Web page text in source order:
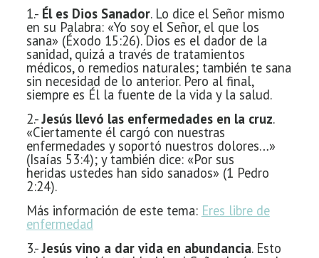
1.- Él es Dios Sanador. Lo dice el Señor mismo
en su Palabra: «Yo soy el Señor, el que los
sana» (Éxodo 15:26). Dios es el dador de la
sanidad, quizá a través de tratamientos
médicos, o remedios naturales; también te sana
sin necesidad de lo anterior. Pero al final,
siempre es Él la fuente de la vida y la salud.
2.-Jesús llevó las enfermedades en la cruz.
«Ciertamente él cargó con nuestras
enfermedades y soportó nuestros dolores…»
(Isaías 53:4); y también dice: «Por sus
heridas ustedes han sido sanados» (1 Pedro
2:24).
Más información de este tema: Eres libre de
enfermedad
3.-Jesús vino a dar vida en abundancia. Esto